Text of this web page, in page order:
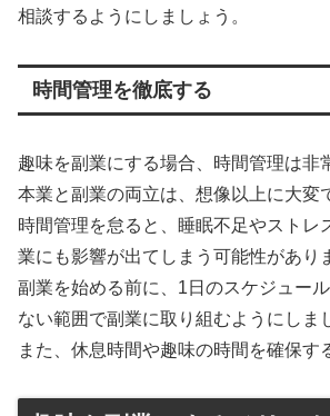
相談するようにしましょう。
時間管理を徹底する
趣味を副業にする場合、時間管理は非
本業と副業の両立は、想像以上に大変
時間管理を怠ると、睡眠不足やストレ
業にも影響が出てしまう可能性があり
副業を始める前に、1日のスケジュー
ない範囲で副業に取り組むようにしま
また、休息時間や趣味の時間を確保す